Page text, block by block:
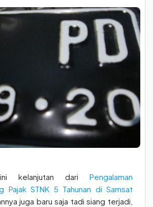
ini kelanjutan dari Pengalaman
Pajak STNK 5 Tahunan di Samsat
juga baru saja tadi siang terjadi,